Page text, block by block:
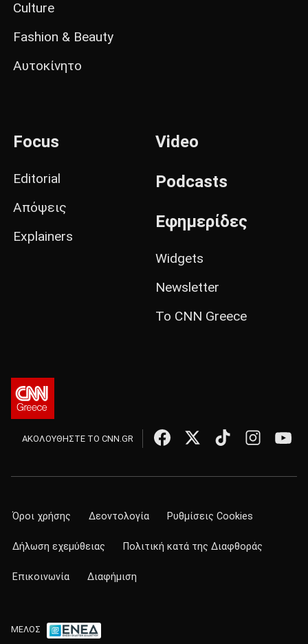
Culture
Fashion & Beauty
Αυτοκίνητο
Focus
Editorial
Απόψεις
Explainers
Video
Podcasts
Εφημερίδες
Widgets
Newsletter
Το CNN Greece
ΑΚΟΛΟΥΘΗΣΤΕ ΤΟ CNN.GR
Όροι χρήσης Δεοντολογία Ρυθμίσεις Cookies
Δήλωση εχεμύθειας Πολιτική κατά της Διαφθοράς
Επικοινωνία Διαφήμιση
ΜΕΛΟΣ